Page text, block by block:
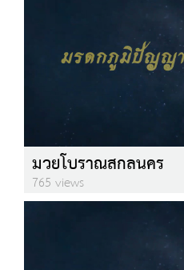
มวยโบราณสกลนคร
765 views